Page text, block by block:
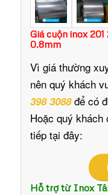
Giá cuộn inox
0.8mm
Vì giá thường
nên quý khách
398 3088để có
Hoặc quý khách
tiếp tại đây:
Hỗ trợ từ Inox